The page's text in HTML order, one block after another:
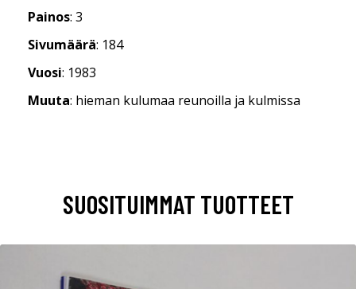
Painos: 3
Sivumäärä: 184
Vuosi: 1983
Muuta: hieman kulumaa reunoilla ja kulmissa
SUOSITUIMMAT TUOTTEET